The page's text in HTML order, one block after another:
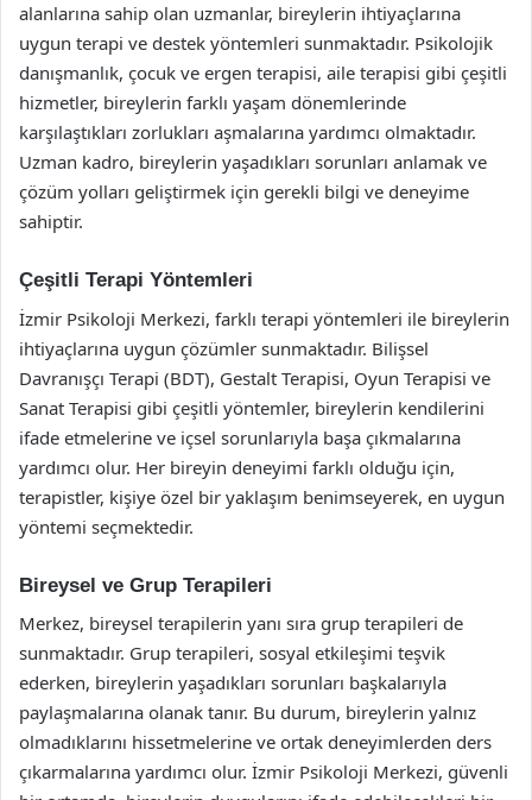
alanlarına sahip olan uzmanlar, bireylerin ihtiyaçlarına
uygun terapi ve destek yöntemleri sunmaktadır. Psikolojik
danışmanlık, çocuk ve ergen terapisi, aile terapisi gibi çeşitli
hizmetler, bireylerin farklı yaşam dönemlerinde
karşılaştıkları zorlukları aşmalarına yardımcı olmaktadır.
Uzman kadro, bireylerin yaşadıkları sorunları anlamak ve
çözüm yolları geliştirmek için gerekli bilgi ve deneyime
sahiptir.
Çeşitli Terapi Yöntemleri
İzmir Psikoloji Merkezi, farklı terapi yöntemleri ile bireylerin
ihtiyaçlarına uygun çözümler sunmaktadır. Bilişsel
Davranışçı Terapi (BDT), Gestalt Terapisi, Oyun Terapisi ve
Sanat Terapisi gibi çeşitli yöntemler, bireylerin kendilerini
ifade etmelerine ve içsel sorunlarıyla başa çıkmalarına
yardımcı olur. Her bireyin deneyimi farklı olduğu için,
terapistler, kişiye özel bir yaklaşım benimseyerek, en uygun
yöntemi seçmektedir.
Bireysel ve Grup Terapileri
Merkez, bireysel terapilerin yanı sıra grup terapileri de
sunmaktadır. Grup terapileri, sosyal etkileşimi teşvik
ederken, bireylerin yaşadıkları sorunları başkalarıyla
paylaşmalarına olanak tanır. Bu durum, bireylerin yalnız
olmadıklarını hissetmelerine ve ortak deneyimlerden ders
çıkarmalarına yardımcı olur. İzmir Psikoloji Merkezi, güvenli